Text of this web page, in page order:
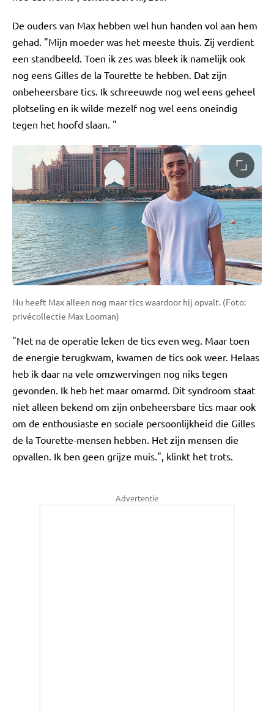
De ouders van Max hebben wel hun handen vol aan hem
gehad. "Mijn moeder was het meeste thuis. Zij verdient
een standbeeld. Toen ik zes was bleek ik namelijk ook
nog eens Gilles de la Tourette te hebben. Dat zijn
onbeheersbare tics. Ik schreeuwde nog wel eens geheel
plotseling en ik wilde mezelf nog wel eens oneindig
tegen het hoofd slaan. "
Nu heeft Max alleen nog maar tics waardoor hij opvalt. (Foto:
privécollectie Max Looman)
"Net na de operatie leken de tics even weg. Maar toen
de energie terugkwam, kwamen de tics ook weer. Helaas
heb ik daar na vele omzwervingen nog niks tegen
gevonden. Ik heb het maar omarmd. Dit syndroom staat
niet alleen bekend om zijn onbeheersbare tics maar ook
om de enthousiaste en sociale persoonlijkheid die Gilles
de la Tourette-mensen hebben. Het zijn mensen die
opvallen. Ik ben geen grijze muis.", klinkt het trots.
Advertentie